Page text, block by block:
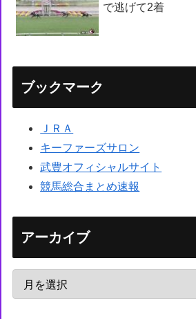
で逃げて2着
ブックマーク
ＪＲＡ
キーファーズサロン
武豊オフィシャルサイト
競馬総合まとめ速報
アーカイブ